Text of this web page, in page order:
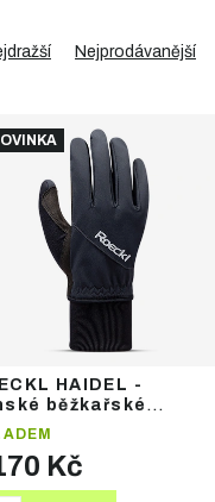
Nejprodávanější
HAIDEL -
běžkařské
Kč